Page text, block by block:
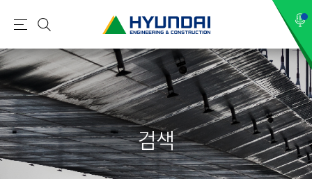
현
건
설
(
H
Y
U
N
메
뉴
검
색
검색